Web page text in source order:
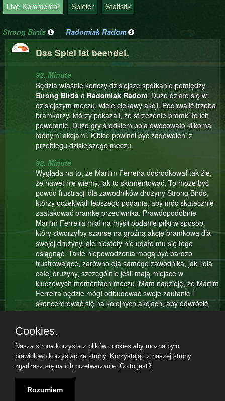
Live-Kommentar Spieler Statistik
Strong Birds Radomiak Radom
Das Spiel ist beendet.
92. Minute
Sędzia właśnie kończy dzisiejsze spotkanie pomiędzy
Strong Birds a Radomiak Radom. Dużo działo się w
dzisiejszym meczu, wiele ciekawy akcji. Pochwalić trzeba
bramkarzy, którzy pokazali, że strzeżenie bramki to ich
powołanie. Dużo gry środkiem pola owocowało kilkoma
ładnymi akcjami. Kibice powinni być zadowoleni z
przebiegu dzisiejszego meczu.
92. Minute
Wygląda na to, że Martim Ferreira dośrodkował tak źle,
że nawet nie wiemy, jak to skomentować. To może być
powód frustracji dla zawodników drużyny Strong Birds,
którzy oczekiwali lepszego podania, aby móc skutecznie
zaatakować bramkę przeciwnika. Prawdopodobnie
Martim Ferreira miał na myśli podanie piłki w sposób,
który stworzyłby szansę na groźną akcję bramkową dla
swojej drużyny, ale niestety nie udało mu się tego
osiągnąć. Takie niepowodzenia mogą być bardzo
frustrowające, zarówno dla samego zawodnika, jak i dla
całej drużyny, szczególnie jeśli mają miejsce w
kluczowych momentach meczu. Mam nadzieję, że Martim
Ferreira będzie mógł odbudować swoje zaufanie i
skoncentrować się na kolejnych akcjach, aby odwrócić
losy meczu na korzyść drużyny Strong Birds.
91. Minute
To był trudny moment dla Marek Koźmiński, który właśnie
przegrał pojedynek z Martim Ferreira . Mimo wysiłków i
determinacji, Martim Ferreira okazał się lepszy w tej
konkretnej sytuacji. To jednak nie znaczy, że Marek
Koźmiński powinien się załamywać. W sporcie zdarzają
się zwycięstwa i porażki, a ważne jest, jak zawodnik
Cookies.
Nasza strona korzysta z plików cookies aby mozna było
prawidłowo korzystać ze strony. Korzystając z naszej strony
zgadzasz się na ich przetwarzanie. Co to jest?
Rozumiem